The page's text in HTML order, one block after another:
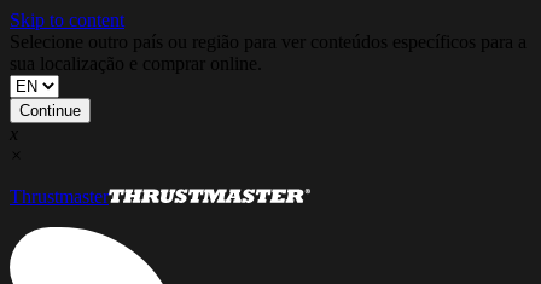
Skip to content
Selecione outro país ou região para ver conteúdos específicos para a
sua localização e comprar online.
Continue
x
×
Thrustmaster